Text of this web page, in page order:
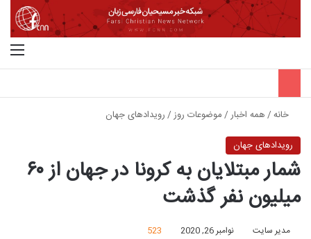
خانه/همه اخبار/موضوعات روز/رویدادهای جهان
رویدادهای جهان
شمار مبتلایان به کرونا در جهان از ۶۰
میلیون نفر گذشت
مدیر سایت نوامبر 26, 2020
523